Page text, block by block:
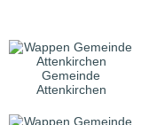
Gemeinde
Attenkirchen